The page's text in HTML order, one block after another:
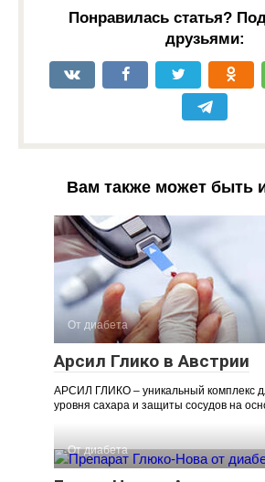
Понравилась статья?
друзьями:
Вам также может быть
От диабета
Арсил Глико в Австрии
АРСИЛ ГЛИКО – уникальный комплекс
уровня сахара и защиты сосудов на
От диабета